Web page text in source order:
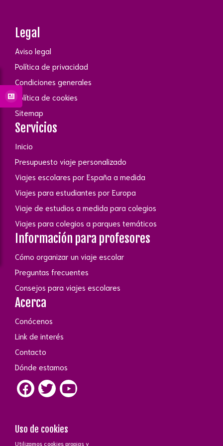
Legal
Aviso legal
Política de privacidad
Condiciones generales
Política de cookies
Sitemap
Servicios
Inicio
Presupuesto viaje personalizado
Viajes escolares por España a medida
Viajes para estudiantes por Europa
Viaje de estudios a medida para colegios
Viajes para colegios a parques temáticos
Información para profesores
Cómo organizar un viaje escolar
Preguntas frecuentes
Consejos para viajes escolares
Acerca
Conócenos
Link de interés
Contacto
Dónde estamos
Uso de cookies
Utilizamos cookies propias y